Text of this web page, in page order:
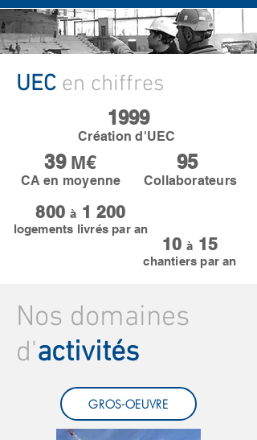
UEC en chiffres
1999
Création d'UEC
39M€
CA en moyenne
95
Collaborateurs
800 à 1 200
logements livrés par an
10 à 15
chantiers par an
Nos domaines
d'activités
GROS-OEUVRE